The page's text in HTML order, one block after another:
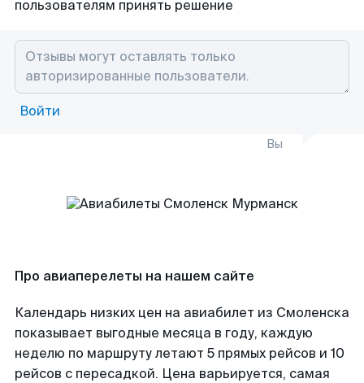
пользователям принять решение
Войти
Вы
Про авиаперелеты на нашем сайте
Календарь низких цен на авиабилет из Смоленска
показывает выгодные месяца в году, каждую
неделю по маршруту летают 5 прямых рейсов и 10
рейсов с пересадкой. Цена варьируется, самая